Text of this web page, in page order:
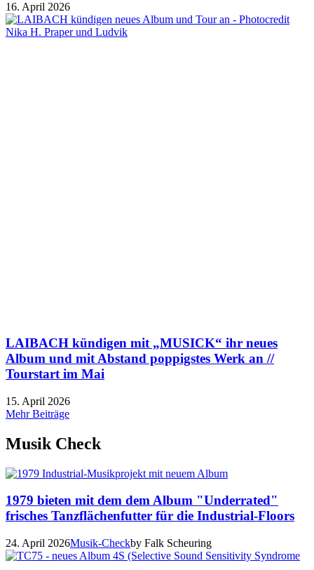
16. April 2026
LAIBACH kündigen mit „MUSICK“ ihr neues
Album und mit Abstand poppigstes Werk an //
Tourstart im Mai
15. April 2026
Mehr Beiträge
Musik Check
1979 bieten mit dem dem Album "Underrated"
frisches Tanzflächenfutter für die Industrial-Floors
24. April 2026Musik-Checkby Falk Scheuring